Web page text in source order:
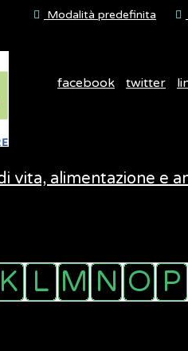
Modalità predefinita
facebook twitter
vita, alimentazione e